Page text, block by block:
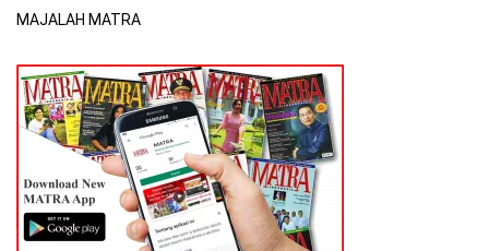
MAJALAH MATRA